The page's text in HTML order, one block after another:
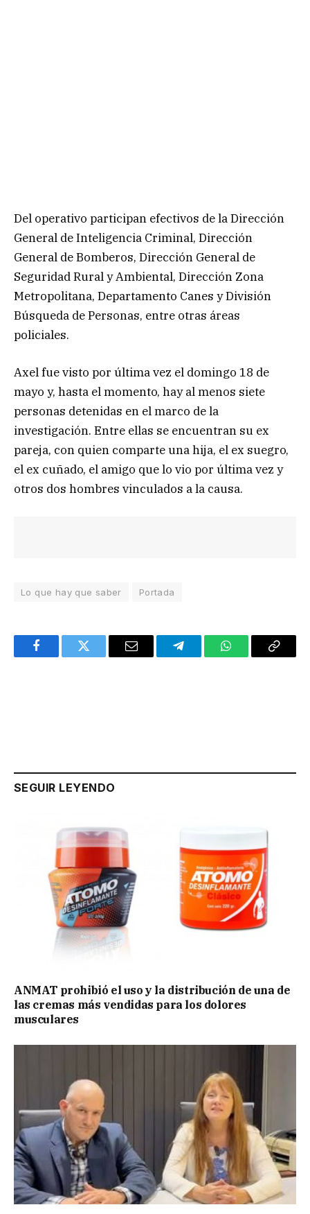
Del operativo participan efectivos de la Dirección
General de Inteligencia Criminal, Dirección
General de Bomberos, Dirección General de
Seguridad Rural y Ambiental, Dirección Zona
Metropolitana, Departamento Canes y División
Búsqueda de Personas, entre otras áreas
policiales.
Axel fue visto por última vez el domingo 18 de
mayo y, hasta el momento, hay al menos siete
personas detenidas en el marco de la
investigación. Entre ellas se encuentran su ex
pareja, con quien comparte una hija, el ex suegro,
el ex cuñado, el amigo que lo vio por última vez y
otros dos hombres vinculados a la causa.
Lo que hay que saber Portada
FacebookTwitter Email TelegramWhatsAppCopy
SEGUIR LEYENDO
ANMAT prohibió el uso y la distribución de una de
las cremas más vendidas para los dolores
musculares